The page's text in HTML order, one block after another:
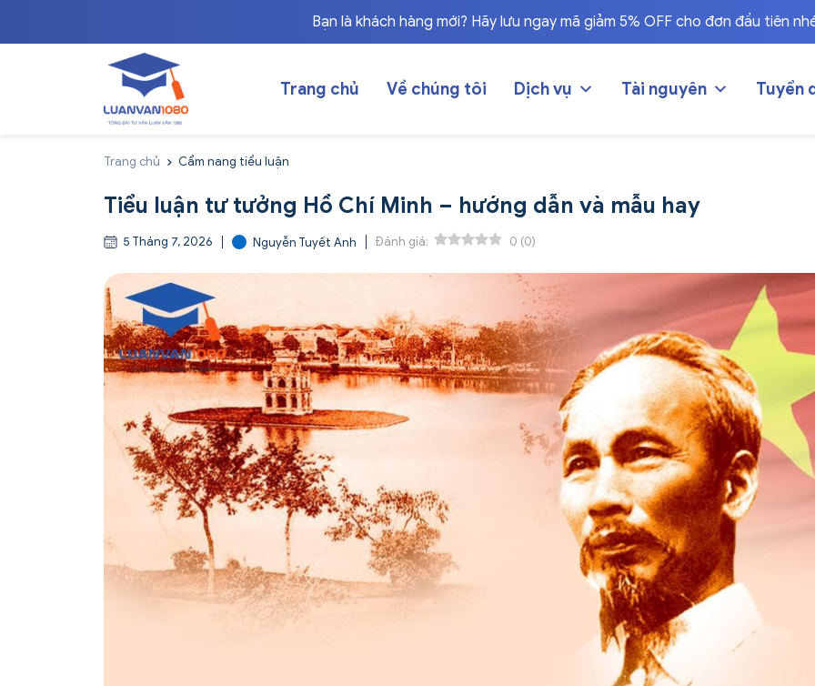
Bạn là khách hàng mới? Hãy lưu ngay mã giảm 5% OFF cho đơn đầu tiên
Trang chủ Về chúng tôi Dịch vụ Tài nguyên Tuyển
Trang chủ Cẩm nang tiểu luận
Tiểu luận tư tưởng Hồ Chí Minh – hướng dẫn và mẫu hay
5 Tháng 7, 2026 Nguyễn Tuyết Anh Đánh giá: 0 (0)